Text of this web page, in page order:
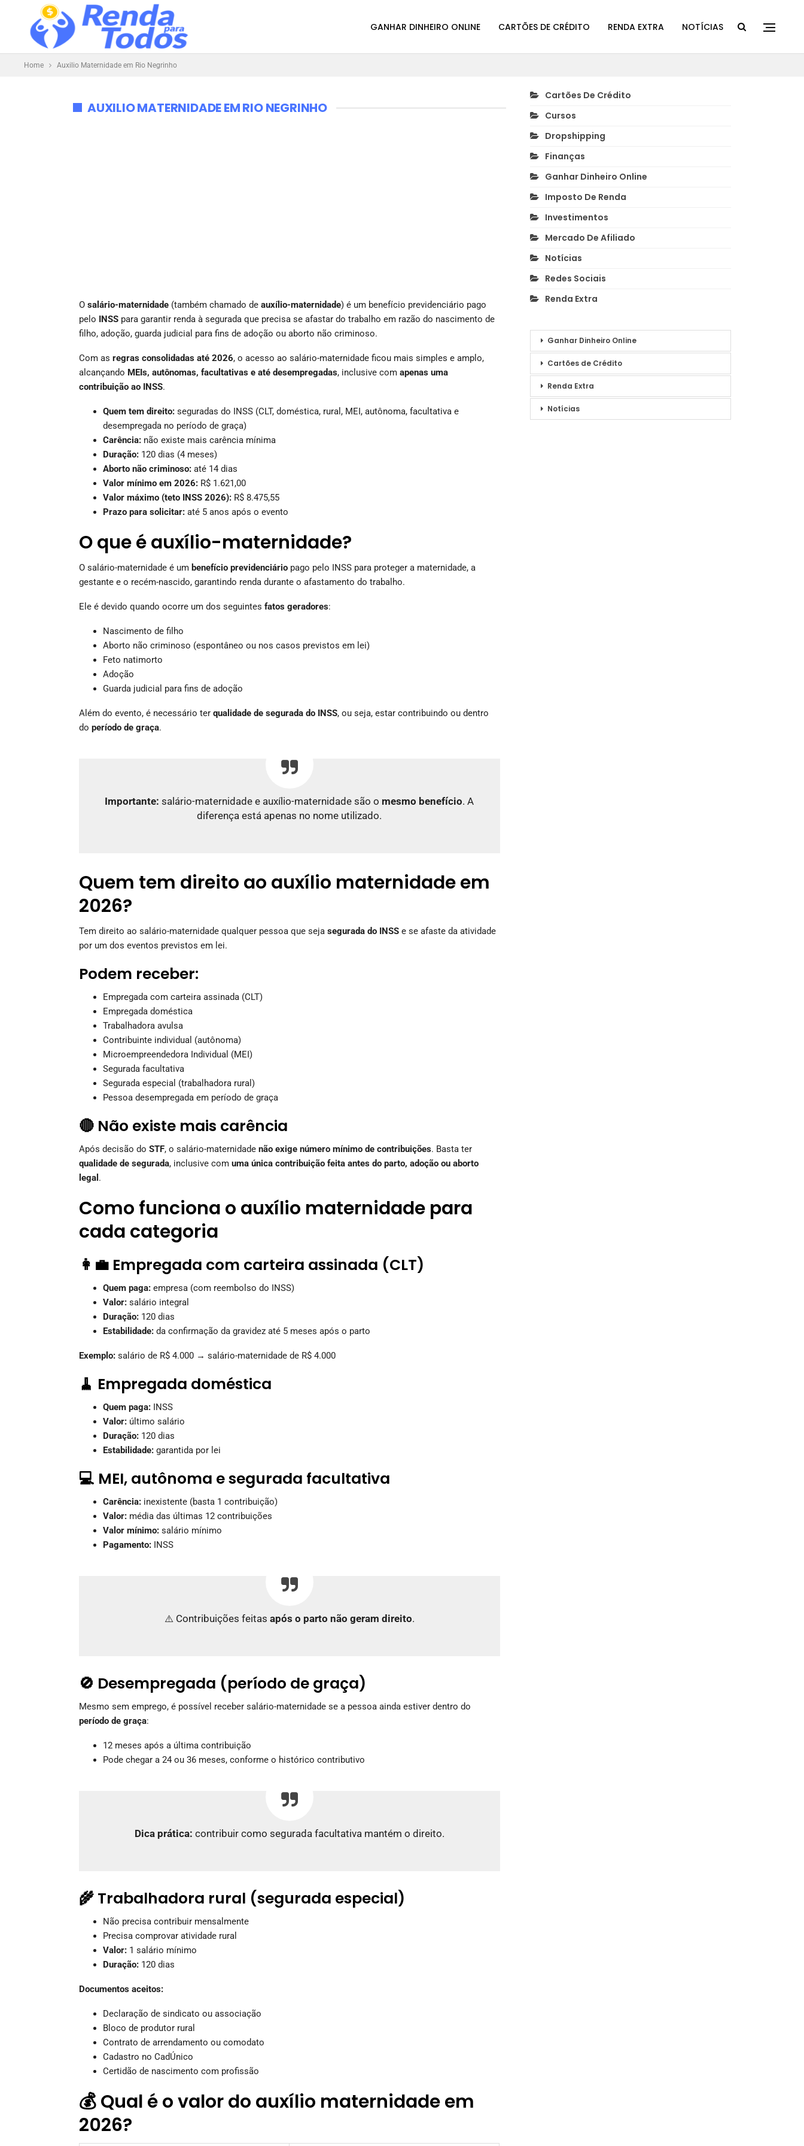
GANHAR DINHEIRO ONLINE CARTÕES DE CRÉDITO RENDA EXTRA NOTÍCIAS
Home Auxilio Maternidade em Rio Negrinho
AUXILIO MATERNIDADE EM RIO NEGRINHO
O salário-maternidade (também chamado de auxílio-maternidade) é um benefício previdenciário pago
pelo INSS para garantir renda à segurada que precisa se afastar do trabalho em razão do nascimento de
filho, adoção, guarda judicial para fins de adoção ou aborto não criminoso.
Com as regras consolidadas até 2026, o acesso ao salário-maternidade ficou mais simples e amplo,
alcançando MEIs, autônomas, facultativas e até desempregadas, inclusive com apenas uma
contribuição ao INSS.
Quem tem direito: seguradas do INSS (CLT, doméstica, rural, MEI, autônoma, facultativa e
desempregada no período de graça)
Carência: não existe mais carência mínima
Duração: 120 dias (4 meses)
Aborto não criminoso: até 14 dias
Valor mínimo em 2026: R$ 1.621,00
Valor máximo (teto INSS 2026): R$ 8.475,55
Prazo para solicitar: até 5 anos após o evento
O que é auxílio-maternidade?
O salário-maternidade é um benefício previdenciário pago pelo INSS para proteger a maternidade, a
gestante e o recém-nascido, garantindo renda durante o afastamento do trabalho.
Ele é devido quando ocorre um dos seguintes fatos geradores:
Nascimento de filho
Aborto não criminoso (espontâneo ou nos casos previstos em lei)
Feto natimorto
Adoção
Guarda judicial para fins de adoção
Além do evento, é necessário ter qualidade de segurada do INSS, ou seja, estar contribuindo ou dentro
do período de graça.
Importante: salário-maternidade e auxílio-maternidade são o mesmo benefício. A
diferença está apenas no nome utilizado.
Quem tem direito ao auxílio maternidade em
2026?
Tem direito ao salário-maternidade qualquer pessoa que seja segurada do INSS e se afaste da atividade
por um dos eventos previstos em lei.
Podem receber:
Empregada com carteira assinada (CLT)
Empregada doméstica
Trabalhadora avulsa
Contribuinte individual (autônoma)
Microempreendedora Individual (MEI)
Segurada facultativa
Segurada especial (trabalhadora rural)
Pessoa desempregada em período de graça
🔴 Não existe mais carência
Após decisão do STF, o salário-maternidade não exige número mínimo de contribuições. Basta ter
qualidade de segurada, inclusive com uma única contribuição feita antes do parto, adoção ou aborto
legal .
Como funciona o auxílio maternidade para
cada categoria
👩‍💼 Empregada com carteira assinada (CLT)
Quem paga: empresa (com reembolso do INSS)
Valor: salário integral
Duração: 120 dias
Estabilidade: da confirmação da gravidez até 5 meses após o parto
Exemplo: salário de R$ 4.000 → salário-maternidade de R$ 4.000
🧹 Empregada doméstica
Quem paga: INSS
Valor: último salário
Duração: 120 dias
Estabilidade: garantida por lei
💻 MEI, autônoma e segurada facultativa
Carência: inexistente (basta 1 contribuição)
Valor: média das últimas 12 contribuições
Valor mínimo: salário mínimo
Pagamento: INSS
⚠️ Contribuições feitas após o parto não geram direito.
🚫 Desempregada (período de graça)
Mesmo sem emprego, é possível receber salário-maternidade se a pessoa ainda estiver dentro do
período de graça:
12 meses após a última contribuição
Pode chegar a 24 ou 36 meses, conforme o histórico contributivo
Dica prática: contribuir como segurada facultativa mantém o direito.
🌾 Trabalhadora rural (segurada especial)
Não precisa contribuir mensalmente
Precisa comprovar atividade rural
Valor: 1 salário mínimo
Duração: 120 dias
Documentos aceitos:
Declaração de sindicato ou associação
Bloco de produtor rural
Contrato de arrendamento ou comodato
Cadastro no CadÚnico
Certidão de nascimento com profissão
💰 Qual é o valor do auxílio maternidade em
2026?
Cartões De Crédito
Cursos
Dropshipping
Finanças
Ganhar Dinheiro Online
Imposto De Renda
Investimentos
Mercado De Afiliado
Notícias
Redes Sociais
Renda Extra
Ganhar Dinheiro Online
Cartões de Crédito
Renda Extra
Notícias